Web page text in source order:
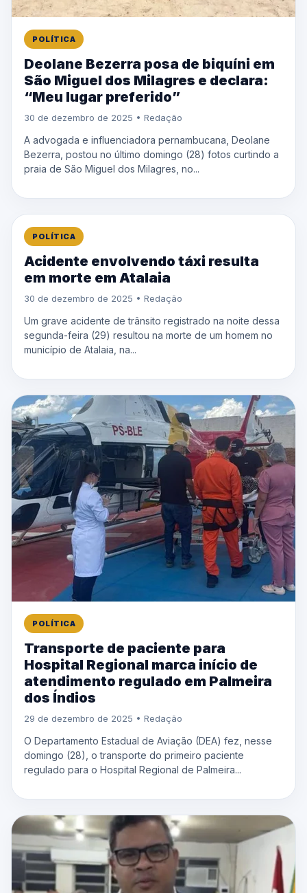
POLÍTICA
Deolane Bezerra posa de biquíni em
São Miguel dos Milagres e declara:
“Meu lugar preferido”
30 de dezembro de 2025 • Redação
A advogada e influenciadora pernambucana, Deolane
Bezerra, postou no último domingo (28) fotos curtindo a
praia de São Miguel dos Milagres, no...
POLÍTICA
Acidente envolvendo táxi resulta
em morte em Atalaia
30 de dezembro de 2025 • Redação
Um grave acidente de trânsito registrado na noite dessa
segunda-feira (29) resultou na morte de um homem no
município de Atalaia, na...
POLÍTICA
Transporte de paciente para
Hospital Regional marca início de
atendimento regulado em Palmeira
dos Índios
29 de dezembro de 2025 • Redação
O Departamento Estadual de Aviação (DEA) fez, nesse
domingo (28), o transporte do primeiro paciente
regulado para o Hospital Regional de Palmeira...